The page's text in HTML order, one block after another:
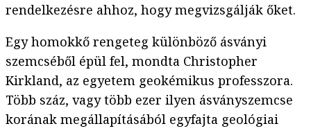
rendelkezésre ahhoz, hogy megvizsgálják őket.
Egy homokkő rengeteg különböző ásványi
szemcséből épül fel, mondta Christopher
Kirkland, az egyetem geokémikus professzora.
Több száz, vagy több ezer ilyen ásványszemcse
korának megállapításából egyfajta geológiai